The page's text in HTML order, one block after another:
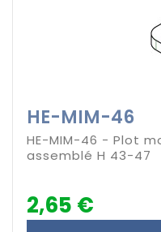
HE-MIM-46
HE-MIM-46 - Plot
assemblé H 43-47
2,65 €